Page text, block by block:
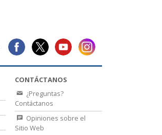
CONTÁCTANOS
¿Preguntas?
Contáctanos
Opiniones sobre el
Sitio Web